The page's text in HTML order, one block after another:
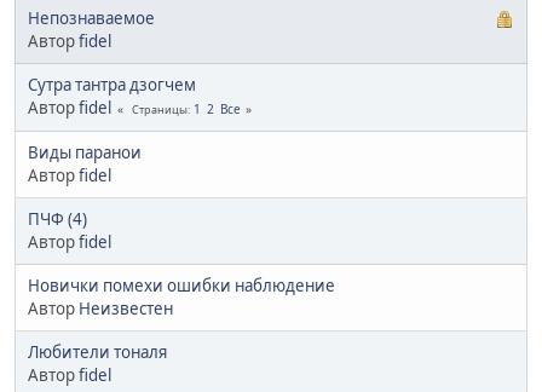
Непознаваемое
Авторfidel
Сутра тантра дзогчем
Авторfidel Страницы 1 2 Все
Виды паранои
Авторfidel
ПЧФ (4)
Авторfidel
Новички помехи ошибки наблюдение
Автор Неизвестен
Любители тоналя
Авторfidel